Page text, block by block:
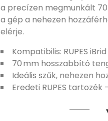
a precízen megmunkált
a gép a nehezen
elérje.
Kompatibilis: RUPES
70 mm hosszabbító
Ideális szűk, nehezen
Eredeti RUPES